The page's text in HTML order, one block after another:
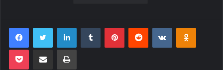
FacebookTwitter LinkedinTumblr PinterestReddit VK OK
Pocket Compartilhar via e-mail Imprimir